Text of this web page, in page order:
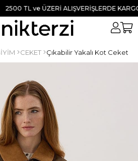
TL ve ÜZERİ ALIŞVERİŞLERDE KARGO
CEKET Çıkabilir Yakalı Kot Ceket